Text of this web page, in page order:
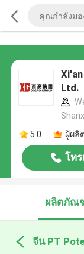
Ltd.
5.0
ผู้ผลิ
โทร
ผลิตภัณ
จีน PT